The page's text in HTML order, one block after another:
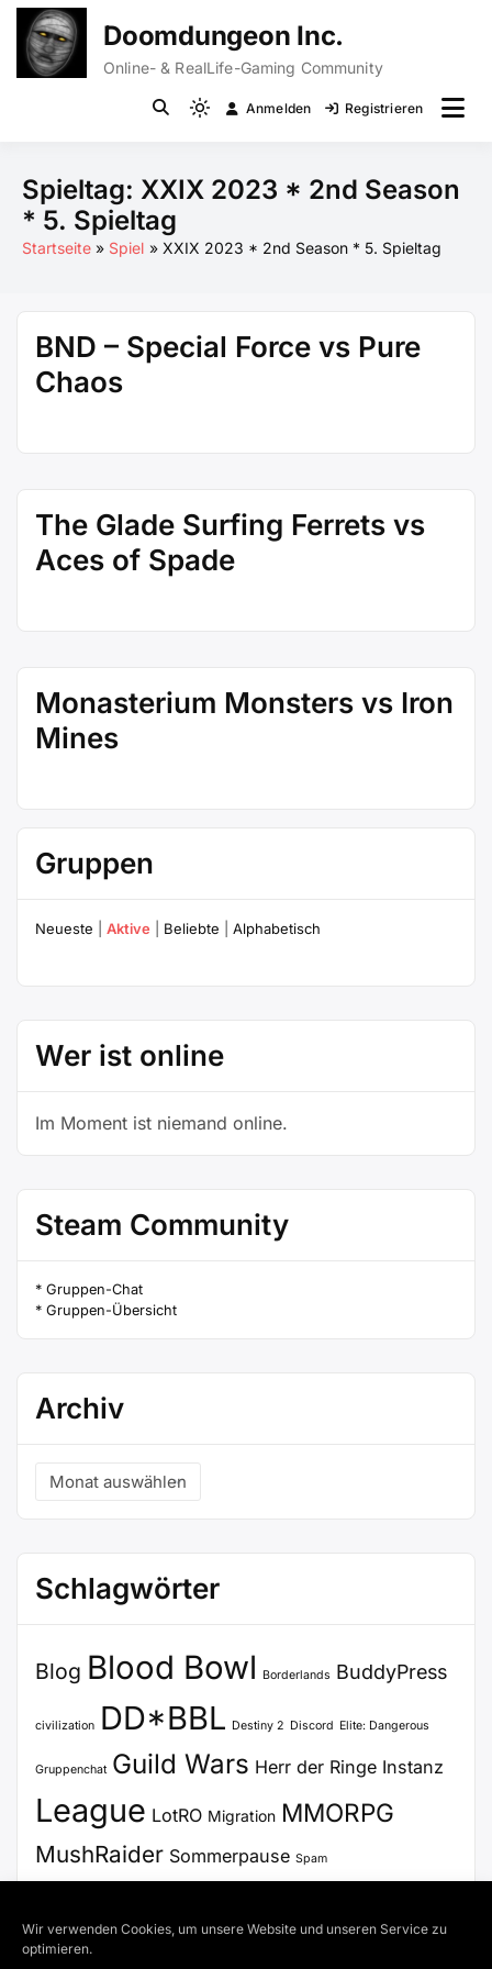
Wir verwenden Cookies, um unsere Website und unseren Service zu
optimieren.
Zum
Inhalt
springen
Doomdungeon Inc.
Online- & RealLife-Gaming Community
Light
(click
to
to
Anmelden Registrieren
Spieltag: XXIX 2023 * 2nd Season
* 5. Spieltag
Startseite Spiel XXIX 2023 * 2nd Season * 5. Spieltag
BND – Special Force vs Pure
Chaos
The Glade Surfing Ferrets vs
Aces of Spade
Monasterium Monsters vs Iron
Mines
Gruppen
Neueste Aktive Beliebte Alphabetisch
Wer ist online
Im Moment ist niemand online.
Steam Community
* Gruppen-Chat
* Gruppen-Übersicht
Archiv
Archiv
Schlagwörter
Blog Blood Bowl Borderlands BuddyPress
civilization DD*BBL Destiny 2 Discord Elite: Dangerous
Gruppenchat Guild Wars Herr der Ringe Instanz
League LotRO Migration MMORPG
MushRaider Sommerpause Spam
VoiceChat WordPress Zertifikat